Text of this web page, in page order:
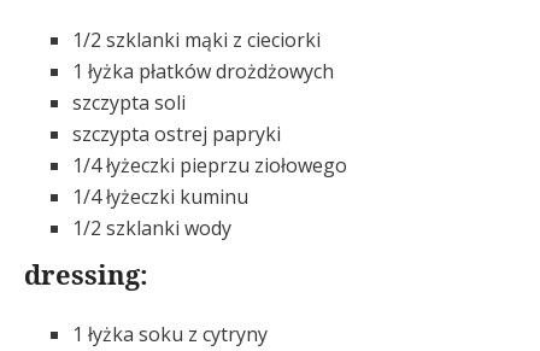
1/2 szklanki mąki z cieciorki
1 łyżka płatków drożdżowych
szczypta soli
szczypta ostrej papryki
1/4 łyżeczki pieprzu ziołowego
1/4 łyżeczki kuminu
1/2 szklanki wody
dressing:
1 łyżka soku z cytryny